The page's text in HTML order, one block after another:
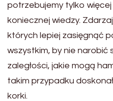
potrzebujemy tylko
koniecznej wiedzy.
których lepiej zasięgnąć
wszystkim, by nie narobić
zaległości, jakie mogą
takim przypadku
korki.